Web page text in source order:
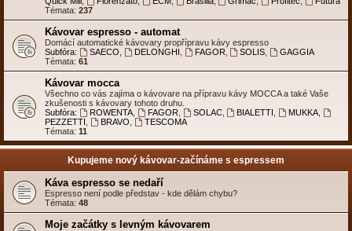
Témata: 237
Kávovar espresso - automat
Domácí automatické kávovary propřípravu kávy espresso
Subfóra:
SAECO DELONGHI FAGOR SOLIS
GAGGIA
Témata: 61
Kávovar mocca
Všechno co vás zajíma o kávovare na přípravu kávy MOCCA a také Vaše
zkušenosti s kávovary tohoto druhu.
Subfóra:
ROWENTA, FAGOR SOLAC, BIALETTI MUKKA
PEZZETTI
BRAVO
TESCOMA
Témata: 11
Kupujeme nový kávovar-začínáme s espressem
Káva espresso se nedaří
Espresso není podle představ - kde dělám chybu?
Témata: 48
Moje začátky s levným kávovarem